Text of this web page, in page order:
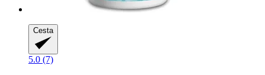
Cesta
5.0 (7)